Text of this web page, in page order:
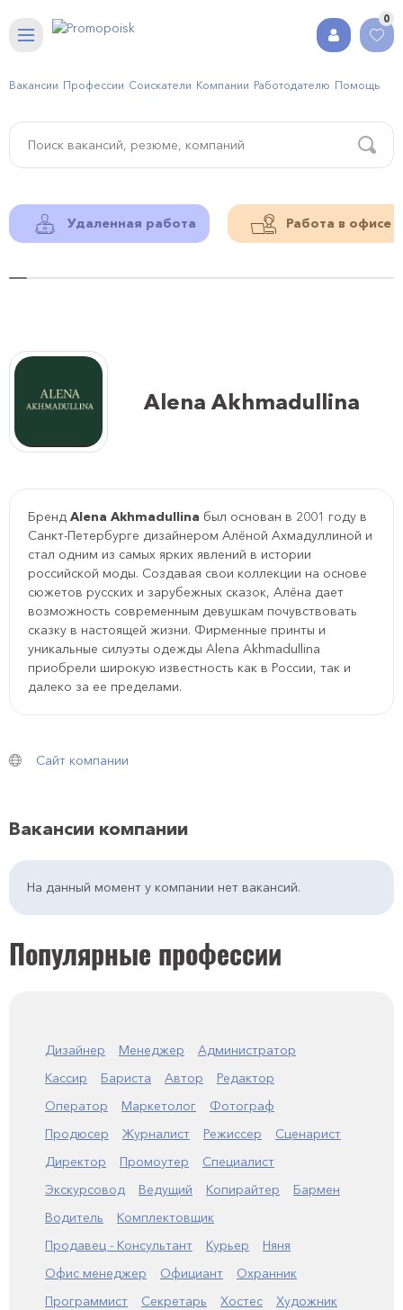
0
Вакансии Профессии Соискатели Компании Работодателю Помощь
Удаленная работа Работа в офисе
Alena Akhmadullina
Бренд Alena Akhmadullina был основан в 2001 году в
Санкт-Петербурге дизайнером Алёной Ахмадуллиной и
стал одним из самых ярких явлений в истории
российской моды. Создавая свои коллекции на основе
сюжетов русских и зарубежных сказок, Алёна дает
возможность современным девушкам почувствовать
сказку в настоящей жизни. Фирменные принты и
уникальные силуэты одежды Alena Akhmadullina
приобрели широкую известность как в России, так и
далеко за ее пределами.
Сайт компании
Вакансии компании
На данный момент у компании нет вакансий.
Популярные профессии
Дизайнер Менеджер
Администратор
Кассир
Бариста Автор
Редактор
Оператор
Маркетолог
Фотограф
Продюсер
Журналист Режиссер
Сценарист
Директор
Промоутер
Специалист
Экскурсовод
Ведущий Копирайтер
Бармен
Водитель
Комплектовщик
Продавец - Консультант
Курьер
Няня
Офис менеджер
Официант
Охранник
Программист
Секретарь Хостес
Художник